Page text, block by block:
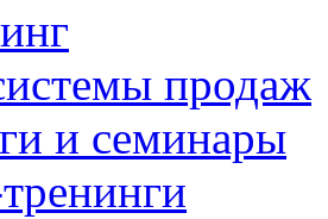
продаж
и семинары